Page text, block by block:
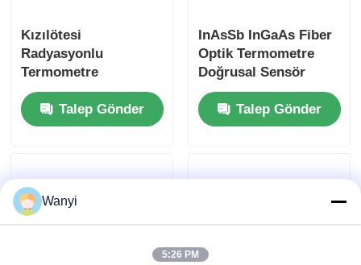
Kızılötesi
Radyasyonlu
Termometre
600℃-2000℃ 0.8um-
1.0um Fiber
Termometre
Talep Gönder
InAsSb InGaAs Fiber
Optik Termometre
Doğrusal Sensör
Termometre
Talep Gönder
Wanyi
5:26 PM